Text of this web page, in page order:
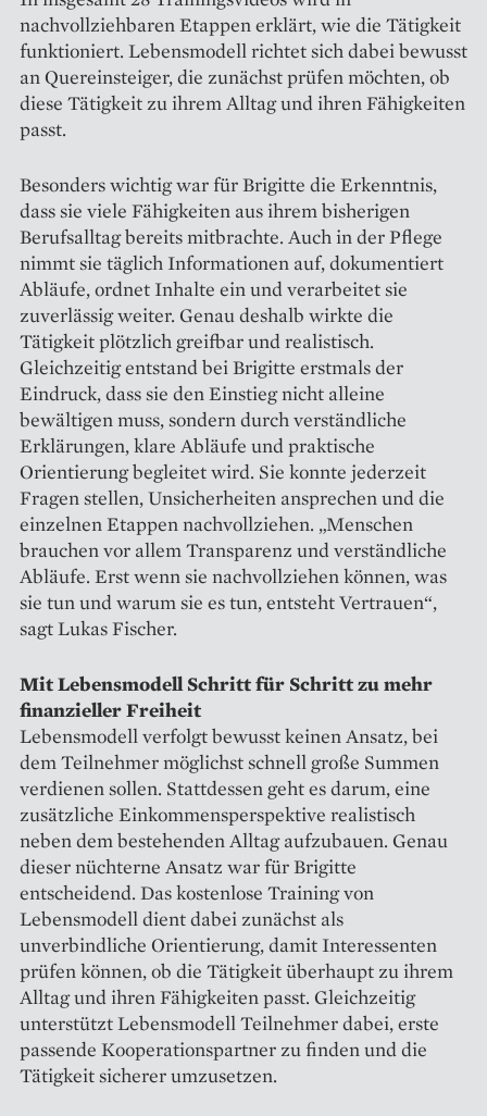
nachvollziehbaren Etappen erklärt, wie die Tätigkeit
funktioniert. Lebensmodell richtet sich dabei bewusst
an Quereinsteiger, die zunächst prüfen möchten, ob
diese Tätigkeit zu ihrem Alltag und ihren Fähigkeiten
passt.
Besonders wichtig war für Brigitte die Erkenntnis,
dass sie viele Fähigkeiten aus ihrem bisherigen
Berufsalltag bereits mitbrachte. Auch in der Pflege
nimmt sie täglich Informationen auf, dokumentiert
Abläufe, ordnet Inhalte ein und verarbeitet sie
zuverlässig weiter. Genau deshalb wirkte die
Tätigkeit plötzlich greifbar und realistisch.
Gleichzeitig entstand bei Brigitte erstmals der
Eindruck, dass sie den Einstieg nicht alleine
bewältigen muss, sondern durch verständliche
Erklärungen, klare Abläufe und praktische
Orientierung begleitet wird. Sie konnte jederzeit
Fragen stellen, Unsicherheiten ansprechen und die
einzelnen Etappen nachvollziehen. „Menschen
brauchen vor allem Transparenz und verständliche
Abläufe. Erst wenn sie nachvollziehen können, was
sie tun und warum sie es tun, entsteht Vertrauen“,
sagt Lukas Fischer.
Mit Lebensmodell Schritt für Schritt zu mehr
finanzieller Freiheit
Lebensmodell verfolgt bewusst keinen Ansatz, bei
dem Teilnehmer möglichst schnell große Summen
verdienen sollen. Stattdessen geht es darum, eine
zusätzliche Einkommensperspektive realistisch
neben dem bestehenden Alltag aufzubauen. Genau
dieser nüchterne Ansatz war für Brigitte
entscheidend. Das kostenlose Training von
Lebensmodell dient dabei zunächst als
unverbindliche Orientierung, damit Interessenten
prüfen können, ob die Tätigkeit überhaupt zu ihrem
Alltag und ihren Fähigkeiten passt. Gleichzeitig
unterstützt Lebensmodell Teilnehmer dabei, erste
passende Kooperationspartner zu finden und die
Tätigkeit sicherer umzusetzen.